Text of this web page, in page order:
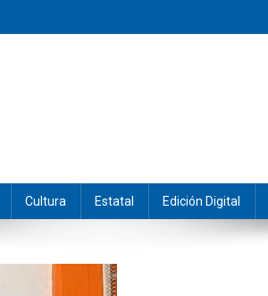
Cultura Estatal Edición Digital